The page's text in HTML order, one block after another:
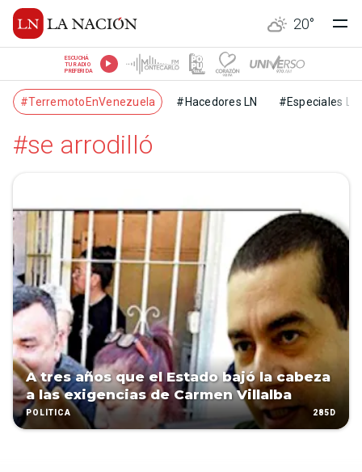
20°
ESCUCHÁ
TU RADIO
PREFERIDA
#TerremotoEnVenezuela #Hacedores LN #Especiales LN
#se arrodilló
A tres años que el Estado bajó la cabeza
a las exigencias de Carmen Villalba
POLÍTICA 285D